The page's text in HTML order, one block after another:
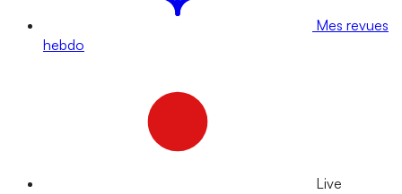
Mes revues
hebdo
Live